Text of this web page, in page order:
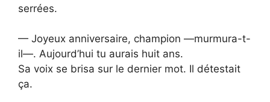
serrées.
— Joyeux anniversaire, champion —murmura-t-
il—. Aujourd’hui tu aurais huit ans.
Sa voix se brisa sur le dernier mot. Il détestait
ça.